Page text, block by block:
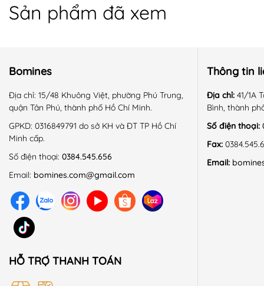
Sản phẩm đã xem
Bomines
Địa chỉ: 15/48 Khuông Việt, phường Phú Trung,
quận Tân Phú, thành phố Hồ Chí Minh.
GPKD: 0316849791 do sở KH và ĐT TP Hồ Chí
Minh cấp.
Số điện thoại: 0384.545.656
Email: bomines.com@gmail.com
HỖ TRỢ THANH TOÁN
Thông tin
Địa chỉ: 41/1A
Bình, thành
Số điện thoại:
Fax:
Email: